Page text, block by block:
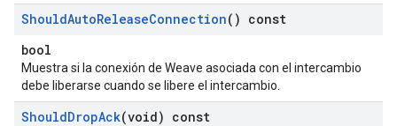
ShouldAutoReleaseConnection() const
bool
Muestra si la conexión de Weave asociada con el intercambio
debe liberarse cuando se libere el intercambio.
ShouldDropAck(void) const